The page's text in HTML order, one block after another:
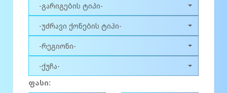
-გარიგების ტიპი-
-უძრავი ქონების ტიპი-
-რეგიონი-
-ქუჩა-
ფასი: